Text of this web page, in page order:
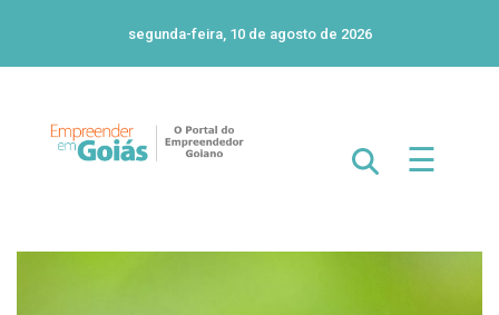
segunda-feira, 10 de agosto de 2026
☰